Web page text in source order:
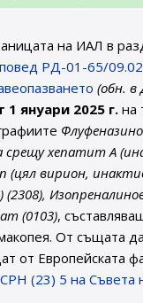
на ИАЛ в
РД-01-65/
(обн. в
1 януари 2025 г. на
срещу хепатит А
(цял вирион,
(0103),
От същата
от Европейската
(23) 5 на Съвета